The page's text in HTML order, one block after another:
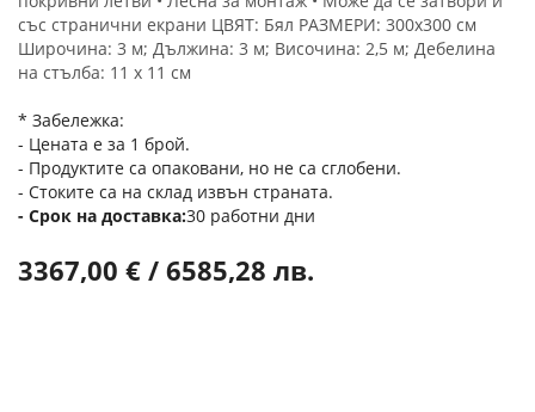
със странични екрани ЦВЯТ: Бял РАЗМЕРИ: 300х300 см
Широчина: 3 м; Дължина: 3 м; Височина: 2,5 м; Дебелина
на стълба: 11 х 11 см
* Забележка:
- Цената е за 1 брой.
- Продуктите са опаковани, но не са сглобени.
- Стоките са на склад извън страната.
Срок на доставка 30 работни дни
3367,00 € / 6585,28 лв.